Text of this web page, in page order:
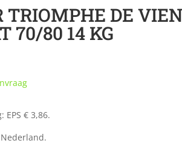
TRIOMPHE DE
70/80 14 KG
EPS € 3,86.